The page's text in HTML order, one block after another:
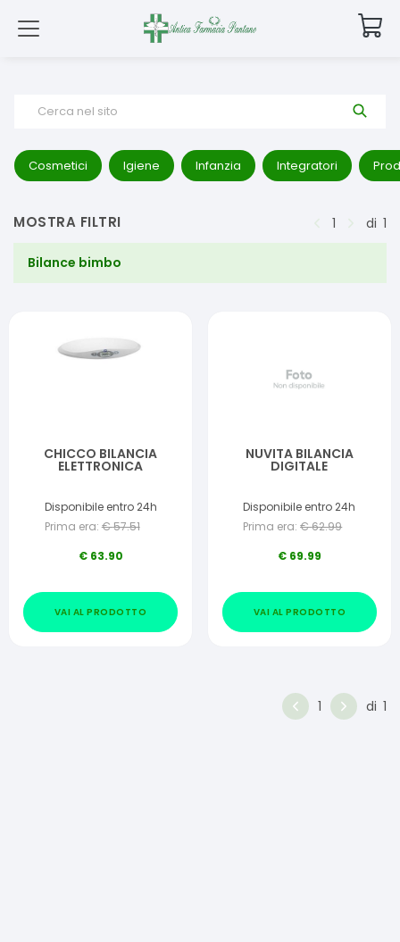
Cerca nel sito
Cosmetici Igiene Infanzia Integratori
MOSTRA FILTRI 1 di 1
Bilance bimbo
CHICCO BILANCIA
ELETTRONICA
Disponibile entro 24h
Prima era: €57.51
€ 63.90
VAI AL PRODOTTO
NUVITA BILANCIA
DIGITALE
Disponibile entro 24h
Prima era: €62.99
€ 69.99
VAI AL PRODOTTO
1 di 1